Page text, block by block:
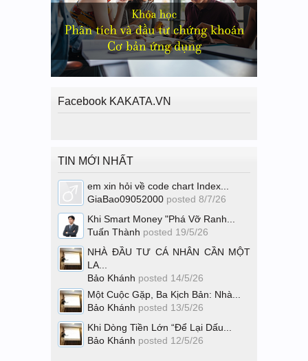
Facebook KAKATA.VN
TIN MỚI NHẤT
em xin hỏi về code chart Index...
GiaBao09052000 posted 8/7/26
Khi Smart Money "Phá Vỡ Ranh...
Tuấn Thành posted 19/5/26
NHÀ ĐẦU TƯ CÁ NHÂN CẦN MỘT
LA...
Bảo Khánh posted 14/5/26
Một Cuộc Gặp, Ba Kịch Bản: Nhà...
Bảo Khánh posted 13/5/26
Khi Dòng Tiền Lớn “Để Lại Dấu...
Bảo Khánh posted 12/5/26